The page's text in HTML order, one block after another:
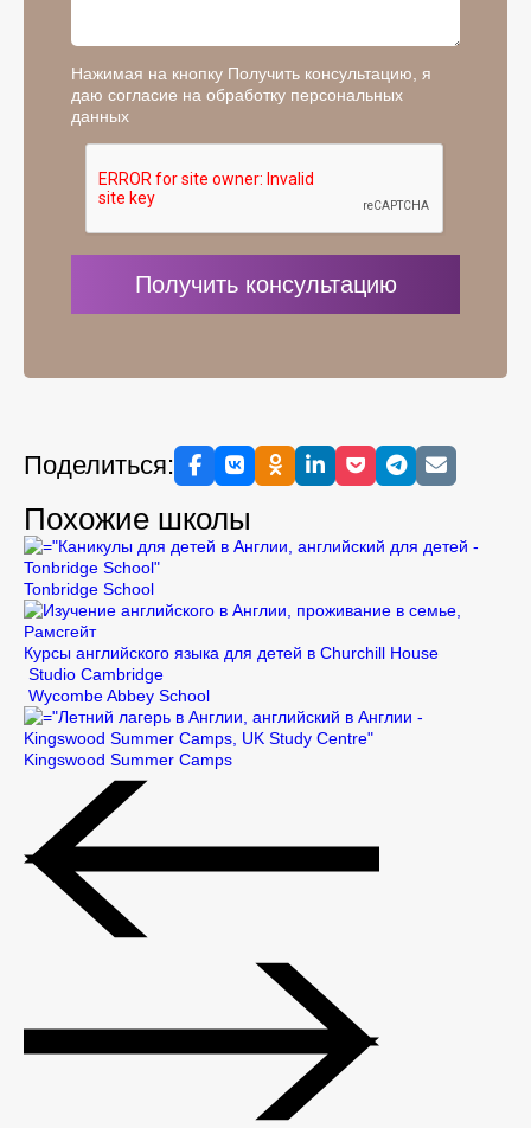
Нажимая на кнопку Получить консультацию, я
даю согласие на обработку персональных
данных
Поделиться:
Похожие школы
Tonbridge School
Курсы английского языка для детей в Churchill House
Studio Cambridge
Wycombe Abbey School
Kingswood Summer Camps